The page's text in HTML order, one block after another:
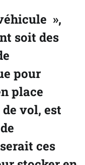
»,
soit des
pour
place
vol, est
ces